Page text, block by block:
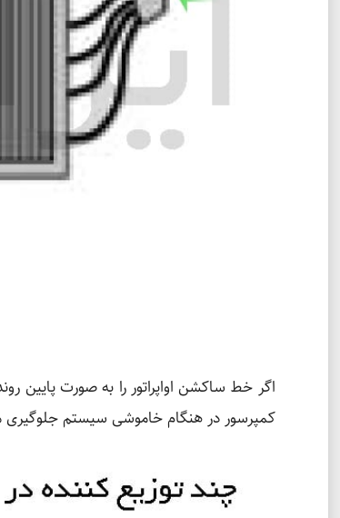
اگر خط ساکشن اواپراتور را به صورت پایین
کمپرسور در هنگام خاموشی سیستم